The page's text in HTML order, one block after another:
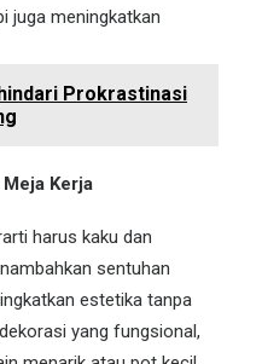
juga meningkatkan
Prokrastinasi
Kerja
harus kaku dan
sentuhan
estetika tanpa
yang fungsional,